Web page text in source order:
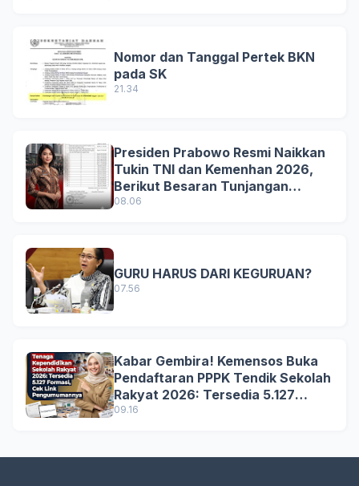
Nomor dan Tanggal Pertek BKN
pada SK
21.34
Presiden Prabowo Resmi Naikkan
Tukin TNI dan Kemenhan 2026,
Berikut Besaran Tunjangan
Terbaru
08.06
GURU HARUS DARI KEGURUAN?
07.56
Kabar Gembira! Kemensos Buka
Pendaftaran PPPK Tendik Sekolah
Rakyat 2026: Tersedia 5.127
Formasi, Simak Syarat dan
09.16